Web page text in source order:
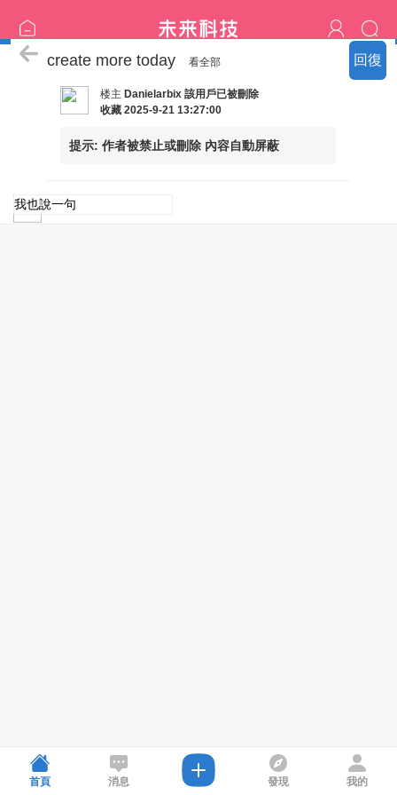
回復
雙飛，高檔女神班表
create more today 看全部
楼主 Danielarbix 該用戶已被刪除
收藏 2025-9-21 13:27:00
提示: 作者被禁止或刪除 內容自動屏蔽
首頁 消息 發現 我的